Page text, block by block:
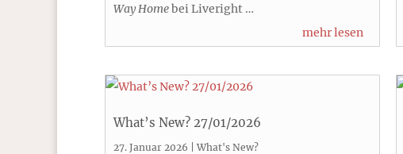
Way Homebei Liveright …
mehr lesen
What’s New? 27/01/2026
27. Januar 2026 |What's New?